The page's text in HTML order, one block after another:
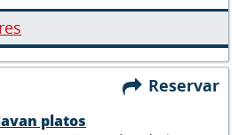
Reservar
platos